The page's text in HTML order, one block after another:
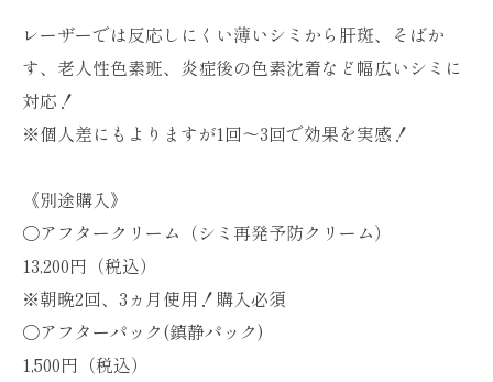
レーザーでは反応しにくい薄いシミから肝斑、そばか
す、老人性色素班、炎症後の色素沈着など幅広いシミに
対応！
※個人差にもよりますが1回～3回で効果を実感！
《別途購入》
〇アフタークリーム（シミ再発予防クリーム）
13,200円（税込）
※朝晩2回、3ヵ月使用！購入必須
〇アフターパック(鎮静パック)
1,500円（税込）